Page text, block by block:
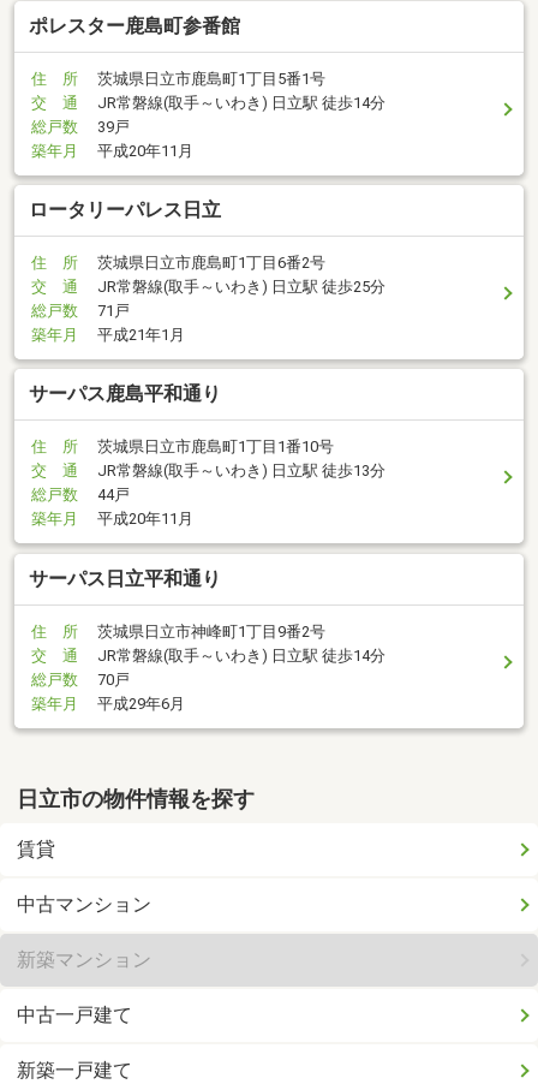
ポレスター鹿島町参番館
住 所
茨城県日立市鹿島町1丁目5番1号
交 通
JR常磐線(取手～いわき) 日立駅 徒歩14分
総戸数
39戸
築年月
平成20年11月
ロータリーパレス日立
住 所
茨城県日立市鹿島町1丁目6番2号
交 通
JR常磐線(取手～いわき) 日立駅 徒歩25分
総戸数
71戸
築年月
平成21年1月
サーパス鹿島平和通り
住 所
茨城県日立市鹿島町1丁目1番10号
交 通
JR常磐線(取手～いわき) 日立駅 徒歩13分
総戸数
44戸
築年月
平成20年11月
サーパス日立平和通り
住 所
茨城県日立市神峰町1丁目9番2号
交 通
JR常磐線(取手～いわき) 日立駅 徒歩14分
総戸数
70戸
築年月
平成29年6月
日立市の物件情報を探す
賃貸
中古マンション
新築マンション
中古一戸建て
新築一戸建て